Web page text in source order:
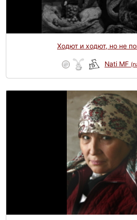
Ходют и ходют, но не
Nati MF